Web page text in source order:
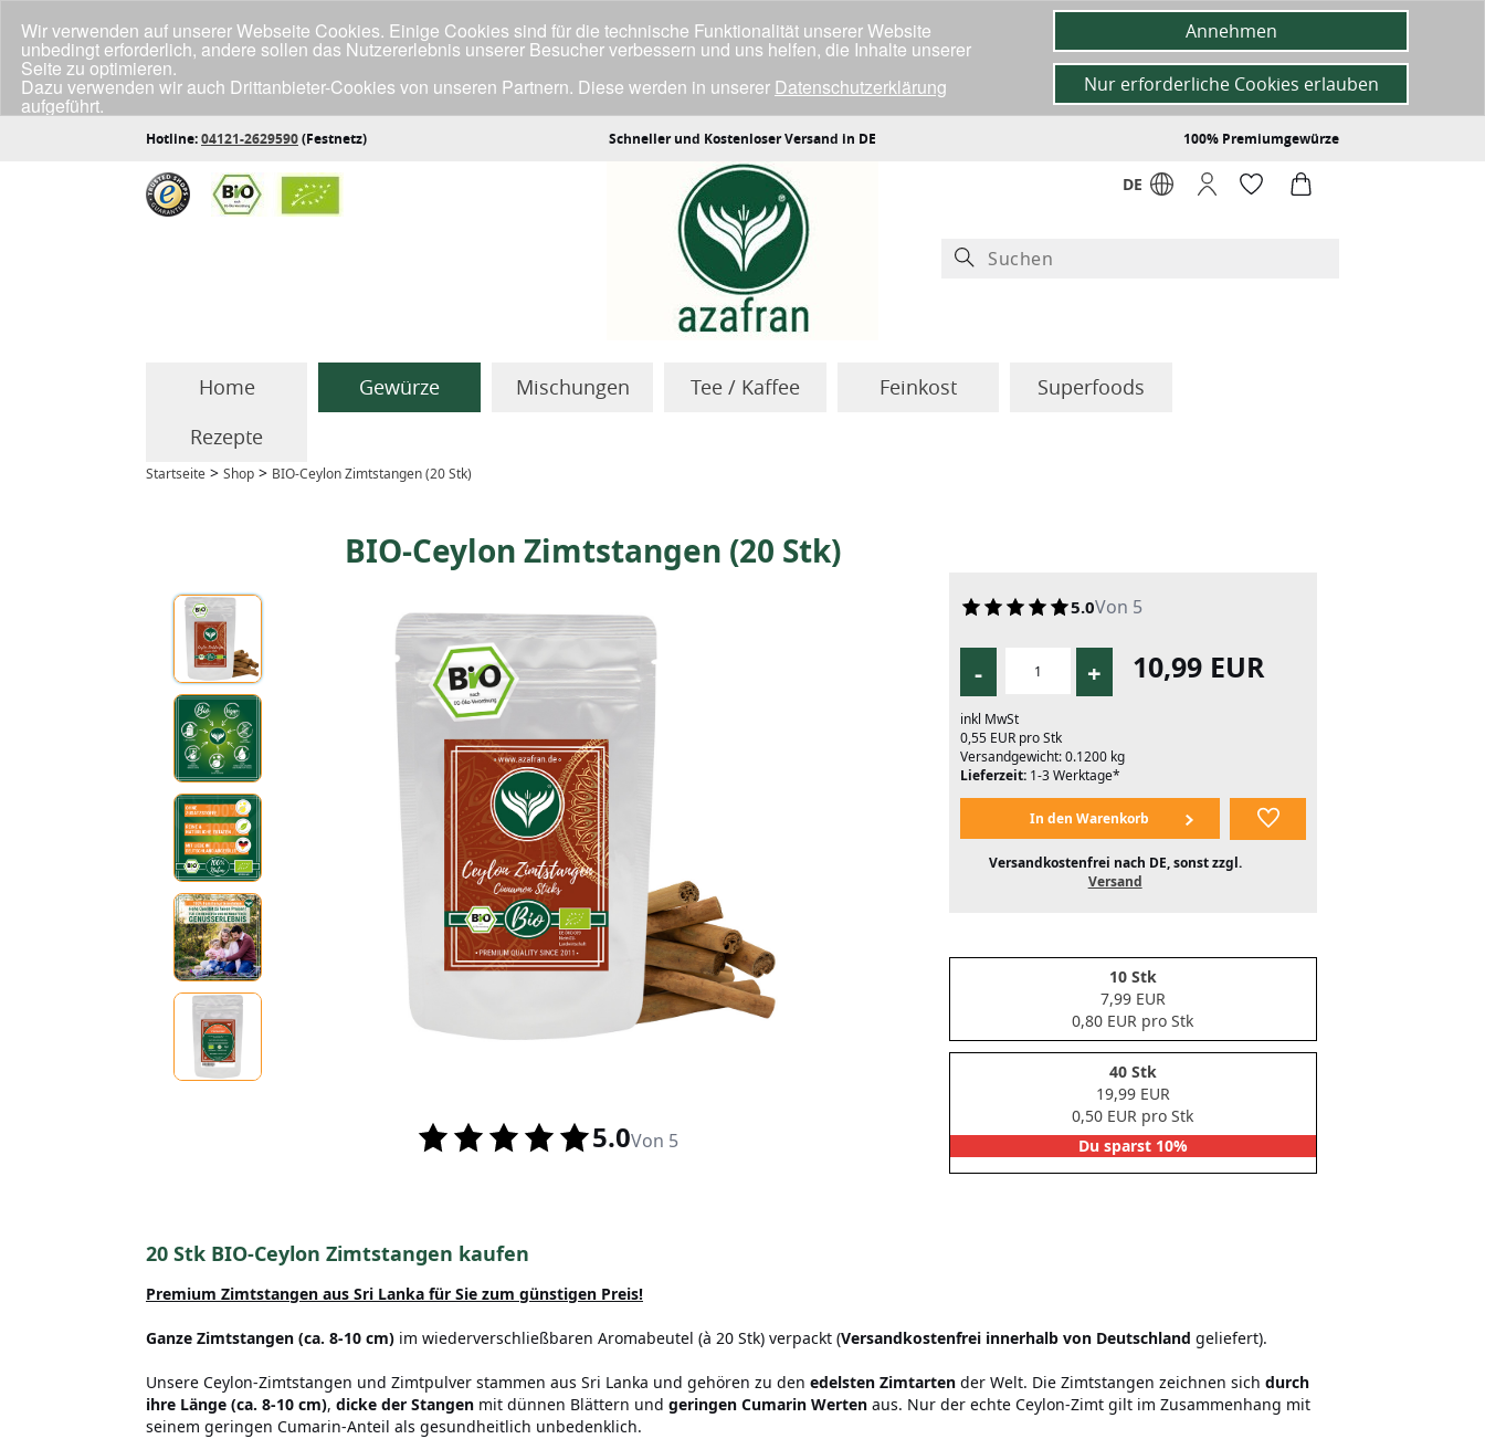
Hotline:04121-2629590(Festnetz) Schneller und Kostenloser Versand in DE 100% Premiumgewürze
DE
Home Gewürze Mischungen Tee / Kaffee Feinkost
Superfoods
Rezepte
Startseite > Shop > BIO-Ceylon Zimtstangen (20 Stk)
BIO-Ceylon Zimtstangen (20 Stk)
5.0Von 5
5.0Von 5
- + 10,99 EUR
inkl MwSt
0,55 EUR pro Stk
Versandgewicht: 0.1200 kg
Lieferzeit:1-3 Werktage*
Versandkostenfrei nach DE, sonst zzgl.
Versand
10 Stk
7,99 EUR
0,80 EUR pro Stk
40 Stk
19,99 EUR
0,50 EUR pro Stk
Du sparst 10%
20 Stk BIO-Ceylon Zimtstangen kaufen
Premium Zimtstangen aus Sri Lanka für Sie zum günstigen Preis!
Ganze Zimtstangen (ca. 8-10 cm) im wiederverschließbaren Aromabeutel (à 20 Stk) verpackt (Versandkostenfrei innerhalb von Deutschland geliefert).
Unsere Ceylon-Zimtstangen und Zimtpulver stammen aus Sri Lanka und gehören zu den edelsten Zimtarten der Welt. Die Zimtstangen zeichnen sich durch
ihre Länge (ca. 8-10 cm), dicke der Stangen mit dünnen Blättern und geringen Cumarin Werten aus. Nur der echte Ceylon-Zimt gilt im Zusammenhang mit
seinem geringen Cumarin-Anteil als gesundheitlich unbedenklich.
Wir verwenden auf unserer Webseite Cookies. Einige Cookies sind für die technische Funktionalität unserer Website
unbedingt erforderlich, andere sollen das Nutzererlebnis unserer Besucher verbessern und uns helfen, die Inhalte unserer
Seite zu optimieren.
Dazu verwenden wir auch Drittanbieter-Cookies von unseren Partnern. Diese werden in unserer Datenschutzerklärung
aufgeführt.
Klicke unten auf "Annehmen", wenn du mit der Verwendung aller Cookies einverstanden bist.
Annehmen
Nur erforderliche Cookies erlauben